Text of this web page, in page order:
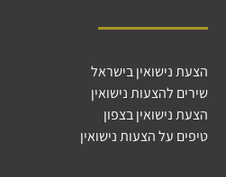
הצעת נישואין בישראל
שירים להצעות נישואין
הצעת נישואין בצפון
טיפים על הצעות נישואין